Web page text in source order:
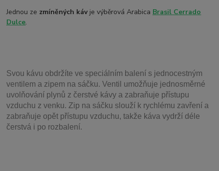
Jednou ze zmíněných kávje výběrová Arabica Brasil Cerrado
Dulce.
Svou kávu obdržíte ve speciálním balení s jednocestným
ventilem a zipem na sáčku. Ventil umožňuje jednosměrné
uvolňování plynů z čerstvé kávy a zabraňuje přístupu
vzduchu z venku. Zip na sáčku slouží k rychlému zavření a
zabraňuje opět přístupu vzduchu, takže káva vydrží déle
čerstvá i po rozbalení.